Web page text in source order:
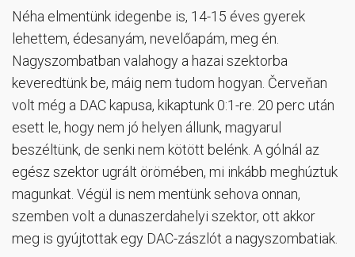
Néha elmentünk idegenbe is, 14-15 éves gyerek
lehettem, édesanyám, nevelőapám, meg én.
Nagyszombatban valahogy a hazai szektorba
keveredtünk be, máig nem tudom hogyan. Červeňan
volt még a DAC kapusa, kikaptunk 0:1-re. 20 perc után
esett le, hogy nem jó helyen állunk, magyarul
beszéltünk, de senki nem kötött belénk. A gólnál az
egész szektor ugrált örömében, mi inkább meghúztuk
magunkat. Végül is nem mentünk sehova onnan,
szemben volt a dunaszerdahelyi szektor, ott akkor
meg is gyújtottak egy DAC-zászlót a nagyszombatiak.